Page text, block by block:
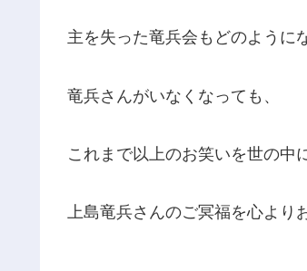
主を失った竜兵会もどのように
竜兵さんがいなくなっても、
これまで以上のお笑いを世の中
上島竜兵さんのご冥福を心より